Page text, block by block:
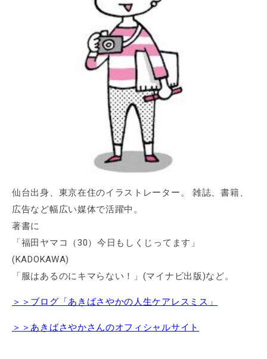
仙台出身、東京在住のイラストレーター。 雑誌、書籍、
広告など幅広い媒体で活躍中。
著書に
「福田ヤマコ（30）今日もしくじってます」
(KADOKAWA)
「服はあるのにキマらない！」(マイナビ出版)など。
＞＞ブログ「あきばさやかの人生ケアレスミス」
＞＞あきばさやかさんのオフィシャルサイト